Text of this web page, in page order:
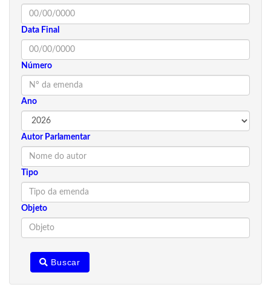
Data Final
Número
Ano
Autor Parlamentar
Tipo
Objeto
Buscar